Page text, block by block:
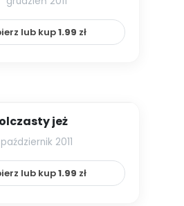
lub kup1.99 zł
jeż
październik 2011
lub kup1.99 zł